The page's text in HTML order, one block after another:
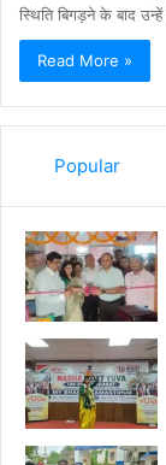
स्थिति बिगड़ने के बाद
Read More »
Popular